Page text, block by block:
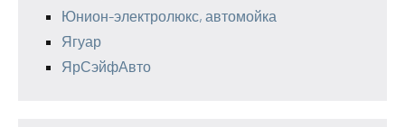
Юнион-электролюкс, автомойка
Ягуар
ЯрСэйфАвто